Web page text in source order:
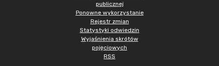
publicznej
Ponowne wykorzystanie
Rejestr zmian
Statystyki odwiedzin
Wyjaśnienia skrótów
pojęciowych
RSS